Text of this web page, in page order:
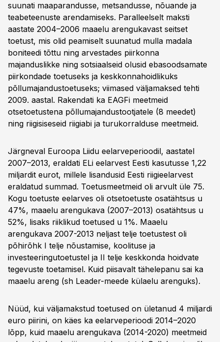
suunati maaparandusse, metsandusse, nõuande ja
teabeteenuste arendamiseks. Paralleelselt maksti
aastate 2004–2006 maaelu arengukavast seitset
toetust, mis olid peamiselt suunatud mulla madala
boniteedi tõttu ning arvestades piirkonna
majanduslikke ning sotsiaalseid olusid ebasoodsamate
piirkondade toetuseks ja keskkonnahoidlikuks
põllumajandustoetuseks; viimased väljamaksed tehti
2009. aastal. Rakendati ka EAGFi meetmeid
otsetoetustena põllumajandustootjatele (8 meedet)
ning riigisiseseid riigiabi ja turukorralduse meetmeid.
Järgneval Euroopa Liidu eelarveperioodil, aastatel
2007–2013, eraldati ELi eelarvest Eesti kasutusse 1,22
miljardit eurot, millele lisandusid Eesti riigieelarvest
eraldatud summad. Toetusmeetmeid oli arvult üle 75.
Kogu toetuste eelarves oli otsetoetuste osatähtsus u
47%, maaelu arengukava (2007–2013) osatähtsus u
52%, lisaks riiklikud toetused u 1%. Maaelu
arengukava 2007-2013 neljast telje toetustest oli
põhirõhk I telje nõustamise, koolituse ja
investeeringutoetustel ja II telje keskkonda hoidvate
tegevuste toetamisel. Kuid piisavalt tähelepanu sai ka
maaelu areng (sh Leader-meede külaelu arenguks).
Nüüd, kui väljamakstud toetused on ületanud 4 miljardi
euro piirini, on käes ka eelarveperioodi 2014–2020
lõpp, kuid maaelu arengukava (2014-2020) meetmeid